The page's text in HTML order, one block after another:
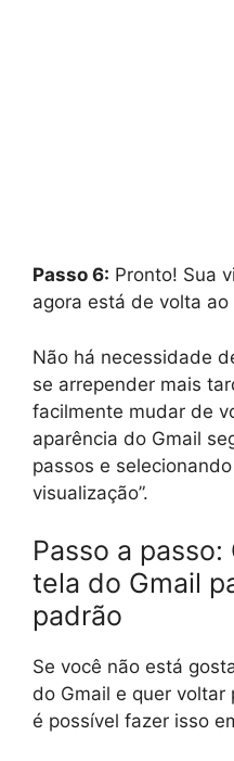
Passo 6: Pronto! Sua
agora está de volta
Não há necessidade
se arrepender mais
facilmente mudar de
aparência do Gmail
passos e
visualização”.
Passo a
tela do Gmail
padrão
Se você não está
do Gmail e quer voltar
é possível fazer isso